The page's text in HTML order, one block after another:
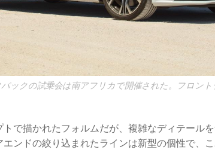
ックの試乗会は南アフリカで開催された。フロン
で描かれたフォルムだが、複雑なディテール
ンドの絞り込まれたラインは新型の個性で、